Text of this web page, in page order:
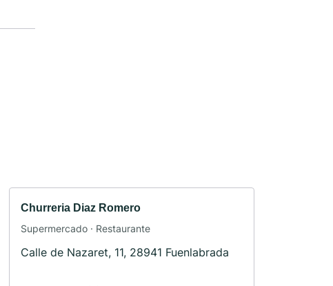
Churreria Diaz Romero
Supermercado · Restaurante
Calle de Nazaret, 11, 28941 Fuenlabrada